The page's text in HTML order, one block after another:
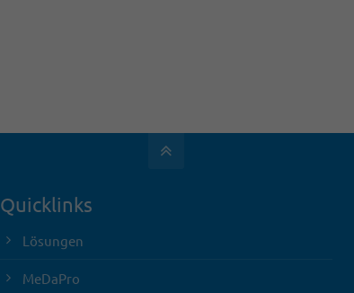
Quicklinks
Lösungen
MeDaPro